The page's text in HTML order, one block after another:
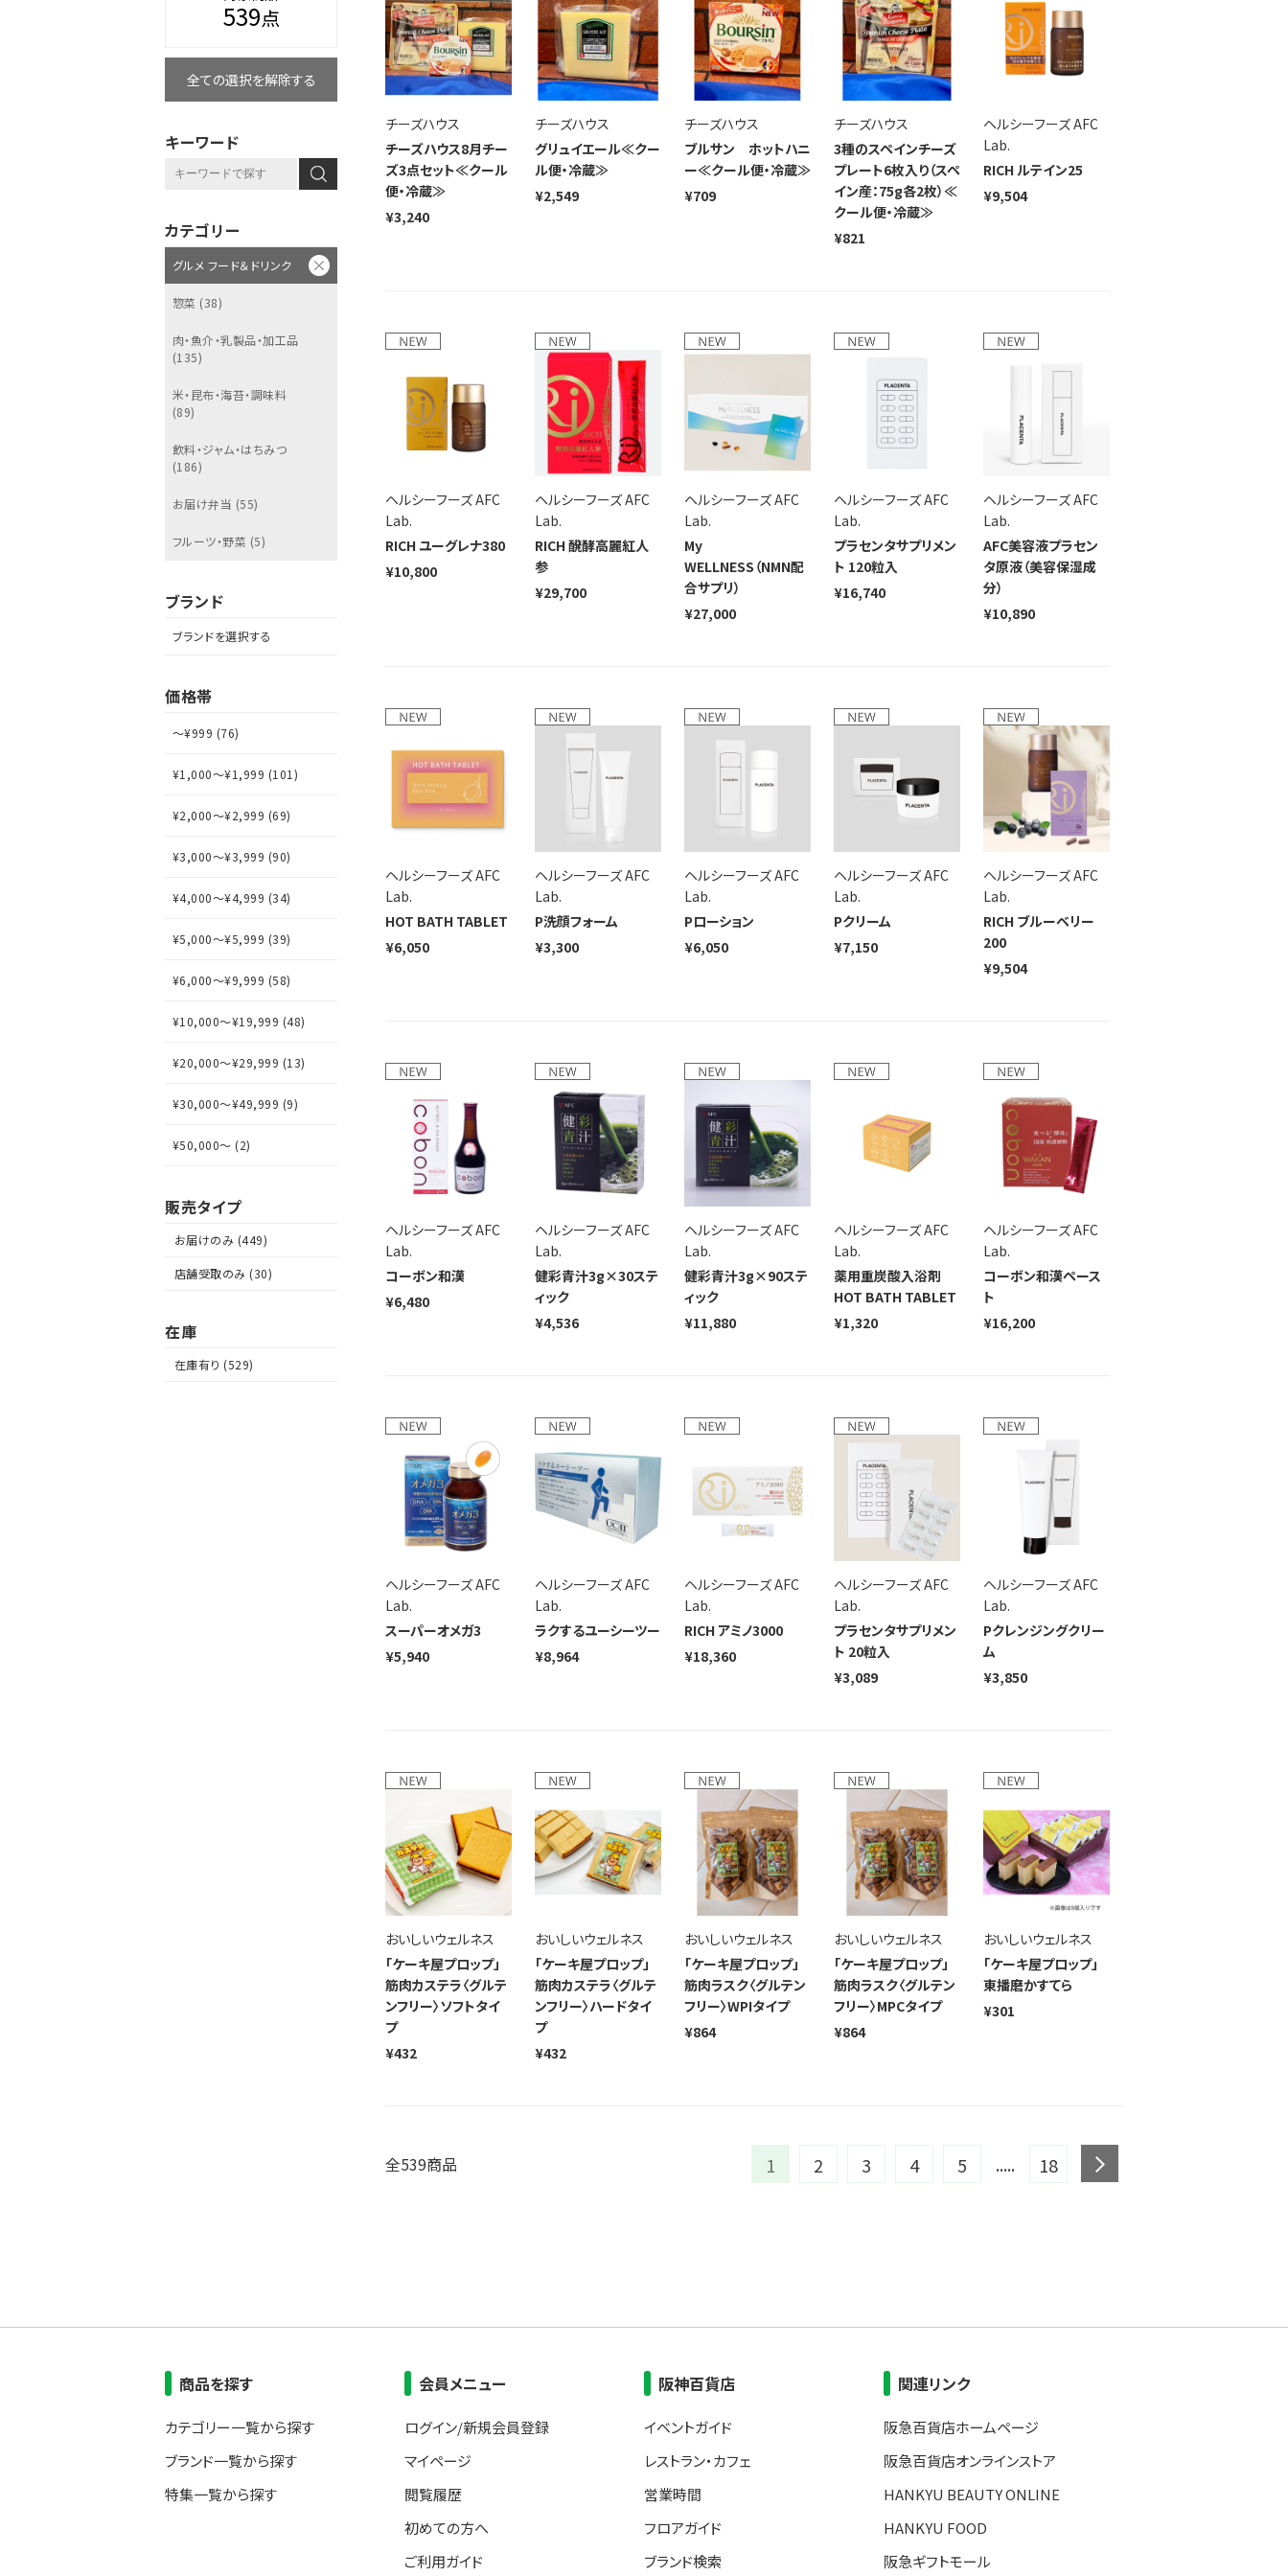
チーズハウス
チーズハウス8月チー
ズ3点セット≪クール
便・冷蔵≫
¥3,240
チーズハウス
グリュイエール≪クー
ル便・冷蔵≫
¥2,549
チーズハウス
ブルサン ホットハニ
ー≪クール便・冷蔵≫
¥709
チーズハウス
3種のスペインチーズ
プレート6枚入り（スペ
イン産：75g各2枚）≪
クール便・冷蔵≫
¥821
ヘルシーフーズ AFC
Lab.
RICH ルテイン25
¥9,504
ヘルシーフーズ AFC
Lab.
RICH ユーグレナ380
¥10,800
ヘルシーフーズ AFC
Lab.
RICH 醗酵高麗紅人
参
¥29,700
ヘルシーフーズ AFC
Lab.
My
WELLNESS（NMN配
合サプリ）
¥27,000
ヘルシーフーズ AFC
Lab.
プラセンタサプリメン
ト 120粒入
¥16,740
ヘルシーフーズ AFC
Lab.
AFC美容液プラセン
タ原液（美容保湿成
分）
¥10,890
ヘルシーフーズ AFC
Lab.
HOT BATH TABLET
¥6,050
ヘルシーフーズ AFC
Lab.
P洗顔フォーム
¥3,300
ヘルシーフーズ AFC
Lab.
Pローション
¥6,050
ヘルシーフーズ AFC
Lab.
Pクリーム
¥7,150
ヘルシーフーズ AFC
Lab.
RICH ブルーベリー
200
¥9,504
ヘルシーフーズ AFC
Lab.
コーボン和漢
¥6,480
ヘルシーフーズ AFC
Lab.
健彩青汁3g×30ステ
ィック
¥4,536
ヘルシーフーズ AFC
Lab.
健彩青汁3g×90ステ
ィック
¥11,880
ヘルシーフーズ AFC
Lab.
薬用重炭酸入浴剤
HOT BATH TABLET
¥1,320
ヘルシーフーズ AFC
Lab.
コーボン和漢ペース
ト
¥16,200
ヘルシーフーズ AFC
Lab.
スーパーオメガ3
¥5,940
ヘルシーフーズ AFC
Lab.
ラクするユーシーツー
¥8,964
ヘルシーフーズ AFC
Lab.
RICH アミノ3000
¥18,360
ヘルシーフーズ AFC
Lab.
プラセンタサプリメン
ト 20粒入
¥3,089
ヘルシーフーズ AFC
Lab.
Pクレンジングクリー
ム
¥3,850
おいしいウェルネス
「ケーキ屋プロップ」
筋肉カステラ〈グルテ
ンフリー〉ソフトタイ
プ
¥432
おいしいウェルネス
「ケーキ屋プロップ」
筋肉カステラ〈グルテ
ンフリー〉ハードタイ
プ
¥432
おいしいウェルネス
「ケーキ屋プロップ」
筋肉ラスク〈グルテン
フリー〉WPIタイプ
¥864
おいしいウェルネス
「ケーキ屋プロップ」
筋肉ラスク〈グルテン
フリー〉MPCタイプ
¥864
おいしいウェルネス
「ケーキ屋プロップ」
東播磨かすてら
¥301
全539商品 1 2 3 4 5 ..... 18
539点
全ての選択を解除する
キーワード
カテゴリー
グルメ フード＆ドリンク
惣菜 (38)
肉・魚介・乳製品・加工品
(135)
米・昆布・海苔・調味料
(89)
飲料・ジャム・はちみつ
(186)
お届け弁当 (55)
フルーツ・野菜 (5)
ブランド
ブランドを選択する
価格帯
～¥999 (76)
¥1,000～¥1,999 (101)
¥2,000～¥2,999 (69)
¥3,000～¥3,999 (90)
¥4,000～¥4,999 (34)
¥5,000～¥5,999 (39)
¥6,000～¥9,999 (58)
¥10,000～¥19,999 (48)
¥20,000～¥29,999 (13)
¥30,000～¥49,999 (9)
¥50,000～ (2)
販売タイプ
お届けのみ (449)
店舗受取のみ (30)
在庫
在庫有り (529)
商品を探す
カテゴリー一覧から探す
ブランド一覧から探す
特集一覧から探す
会員メニュー
ログイン/新規会員登録
マイページ
閲覧履歴
初めての方へ
ご利用ガイド
阪神百貨店
イベントガイド
レストラン・カフェ
営業時間
フロアガイド
ブランド検索
関連リンク
阪急百貨店ホームページ
阪急百貨店オンラインストア
HANKYU BEAUTY ONLINE
HANKYU FOOD
阪急ギフトモール